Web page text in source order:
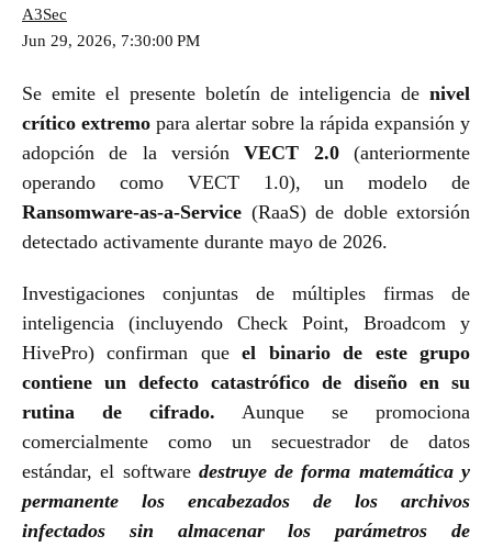
A3Sec
Jun 29, 2026, 7:30:00 PM
Se emite el presente boletín de inteligencia de nivel
crítico extremo para alertar sobre la rápida expansión y
adopción de la versiónVECT 2.0(anteriormente
operando como VECT 1.0), un modelo de
Ransomware-as-a-Service (RaaS) de doble extorsión
detectado activamente durante mayo de 2026.
Investigaciones conjuntas de múltiples firmas de
inteligencia (incluyendo Check Point, Broadcom y
HivePro) confirman queel binario de este grupo
contiene un defecto catastrófico de diseño en su
rutina de cifrado. Aunque se promociona
comercialmente como un secuestrador de datos
estándar, el software destruye de forma matemática y
permanente los encabezados de los archivos
infectados sin almacenar los parámetros de